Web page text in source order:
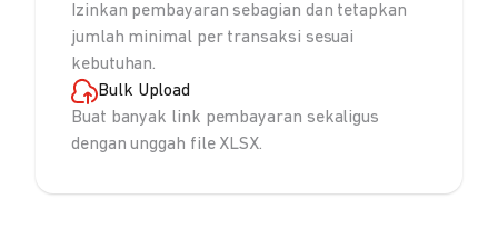
Izinkan pembayaran sebagian dan tetapkan
jumlah minimal per transaksi sesuai
kebutuhan.
Bulk Upload
Buat banyak link pembayaran sekaligus
dengan unggah file XLSX.